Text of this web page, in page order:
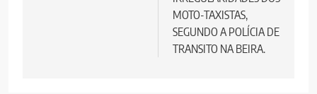
MOTO-TAXISTAS,
SEGUNDO A POLÍCIA DE
TRANSITO NA BEIRA.